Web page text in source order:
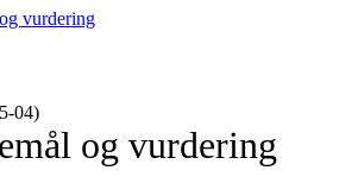
vurdering
og vurdering